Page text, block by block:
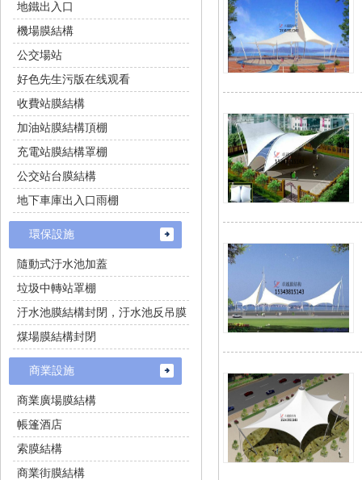
地鐵出入口
機場膜結構
公交場站
好色先生污版在线观看
收費站膜結構
加油站膜結構頂棚
充電站膜結構罩棚
公交站台膜結構
地下車庫出入口雨棚
環保設施
隨動式汙水池加蓋
垃圾中轉站罩棚
汙水池膜結構封閉，汙水池反吊膜
煤場膜結構封閉
商業設施
商業廣場膜結構
帳篷酒店
索膜結構
商業街膜結構